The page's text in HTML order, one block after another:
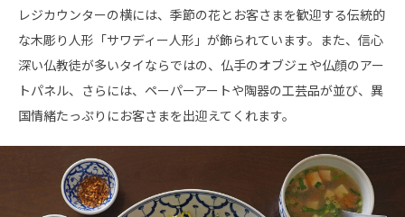
レジカウンターの横には、季節の花とお客さまを歓迎する伝統的
な木彫り人形「サワディー人形」が飾られています。また、信心
深い仏教徒が多いタイならではの、仏手のオブジェや仏顔のアー
トパネル、さらには、ペーパーアートや陶器の工芸品が並び、異
国情緒たっぷりにお客さまを出迎えてくれます。